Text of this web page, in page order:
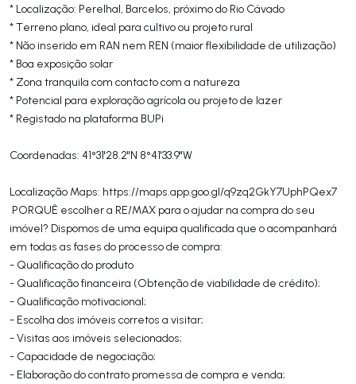
* Localização: Perelhal, Barcelos, próximo do Rio Cávado
* Terreno plano, ideal para cultivo ou projeto rural
* Não inserido em RAN nem REN (maior flexibilidade de utilização)
* Boa exposição solar
* Zona tranquila com contacto com a natureza
* Potencial para exploração agrícola ou projeto de lazer
* Registado na plataforma BUPi
Coordenadas: 41°31'28.2"N 8°41'33.9"W
Localização Maps: https://maps.app.goo.gl/q9zq2GkY7UphPQex7
PORQUÊ escolher a RE/MAX para o ajudar na compra do seu
imóvel? Dispomos de uma equipa qualificada que o acompanhará
em todas as fases do processo de compra:
- Qualificação do produto
- Qualificação financeira (Obtenção de viabilidade de crédito);
- Qualificação motivacional;
- Escolha dos imóveis corretos a visitar;
- Visitas aos imóveis selecionados;
- Capacidade de negociação;
- Elaboração do contrato promessa de compra e venda;